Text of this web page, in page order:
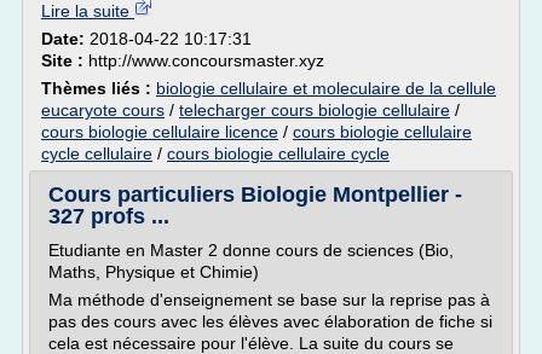
Lire la suite
Date: 2018-04-22 10:17:31
Site : http://www.concoursmaster.xyz
Thèmes liés : biologie cellulaire et moleculaire de la cellule
eucaryote cours / telecharger cours biologie cellulaire /
cours biologie cellulaire licence / cours biologie cellulaire
cycle cellulaire / cours biologie cellulaire cycle
Cours particuliers Biologie Montpellier -
327 profs ...
Etudiante en Master 2 donne cours de sciences (Bio,
Maths, Physique et Chimie)
Ma méthode d'enseignement se base sur la reprise pas à
pas des cours avec les élèves avec élaboration de fiche si
cela est nécessaire pour l'élève. La suite du cours se